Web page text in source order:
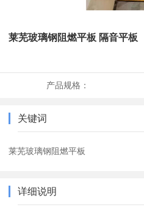
莱芜玻璃钢阻燃平板 隔音平板
产品规格：
关键词
莱芜玻璃钢阻燃平板
详细说明